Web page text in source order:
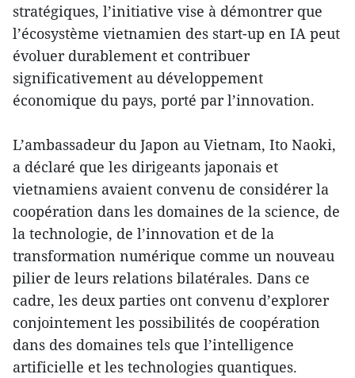
stratégiques, l’initiative vise à démontrer que
l’écosystème vietnamien des start-up en IA peut
évoluer durablement et contribuer
significativement au développement
économique du pays, porté par l’innovation.
L’ambassadeur du Japon au Vietnam, Ito Naoki,
a déclaré que les dirigeants japonais et
vietnamiens avaient convenu de considérer la
coopération dans les domaines de la science, de
la technologie, de l’innovation et de la
transformation numérique comme un nouveau
pilier de leurs relations bilatérales. Dans ce
cadre, les deux parties ont convenu d’explorer
conjointement les possibilités de coopération
dans des domaines tels que l’intelligence
artificielle et les technologies quantiques.